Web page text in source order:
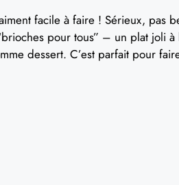
facile à faire ! Sérieux, pas
pour tous” – un plat joli
dessert. C’est parfait pour